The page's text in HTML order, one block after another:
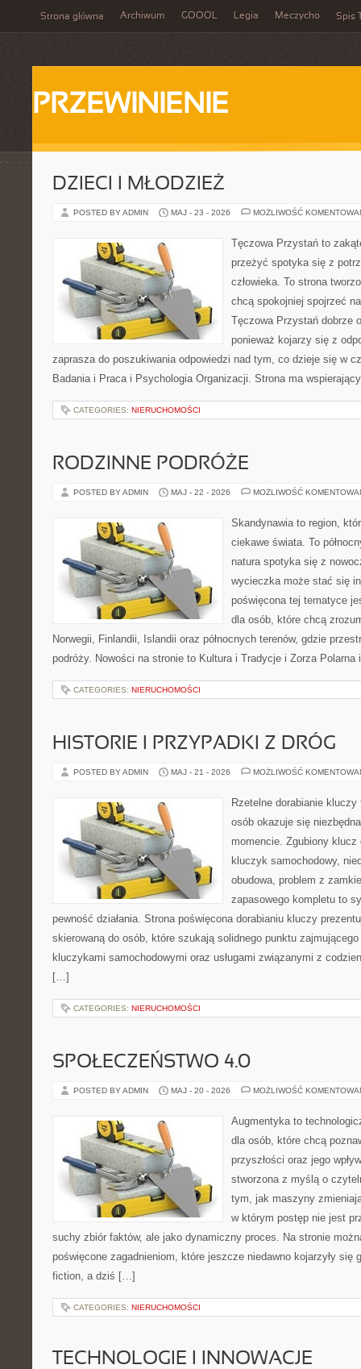
Strona główna Archiwum GOOOL Legia Meczycho Spis
PRZEWINIENIE
DZIECI I MŁODZIEŻ
POSTED BY ADMIN MAJ - 23 - 2026 MOŻLIWOŚĆ
Tęczowa Przystań to
przeżyć spotyka się z
człowieka. To strona
chcą spokojniej spojrzeć
Tęczowa Przystań dobrze
ponieważ kojarzy się z
zaprasza do poszukiwania odpowiedzi nad tym, co dzieje się w
Badania i Praca i Psychologia Organizacji. Strona ma
CATEGORIES: NIERUCHOMOŚCI
RODZINNE PODRÓŻE
POSTED BY ADMIN MAJ - 22 - 2026 MOŻLIWOŚĆ
Skandynawia to region,
ciekawe świata. To
natura spotyka się z
wycieczka może stać się
poświęcona tej tematyce
dla osób, które chcą
Norwegii, Finlandii, Islandii oraz północnych terenów, gdzie
podróży. Nowości na stronie to Kultura i Tradycje i Zorza
CATEGORIES: NIERUCHOMOŚCI
HISTORIE I PRZYPADKI Z DRÓG
POSTED BY ADMIN MAJ - 21 - 2026 MOŻLIWOŚĆ
Rzetelne dorabianie
osób okazuje się
momencie. Zgubiony
kluczyk samochodowy,
obudowa, problem z
zapasowego kompletu to
pewność działania. Strona poświęcona dorabianiu kluczy
skierowaną do osób, które szukają solidnego punktu
kluczykami samochodowymi oraz usługami związanymi z
[…]
CATEGORIES: NIERUCHOMOŚCI
SPOŁECZEŃSTWO 4.0
POSTED BY ADMIN MAJ - 20 - 2026 MOŻLIWOŚĆ
Augmentyka to
dla osób, które chcą
przyszłości oraz jego
stworzona z myślą o
tym, jak maszyny
w którym postęp nie jest
suchy zbiór faktów, ale jako dynamiczny proces. Na stronie
poświęcone zagadnieniom, które jeszcze niedawno kojarzyły się
fiction, a dziś […]
CATEGORIES: NIERUCHOMOŚCI
TECHNOLOGIE I INNOWACJE